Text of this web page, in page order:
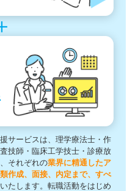
サービスは、理学療法士・作
技師・臨床工学技士・診療放
それぞれの業界に精通したア
作成、面接、内定まで、すべ
いたします。転職活動をはじめ